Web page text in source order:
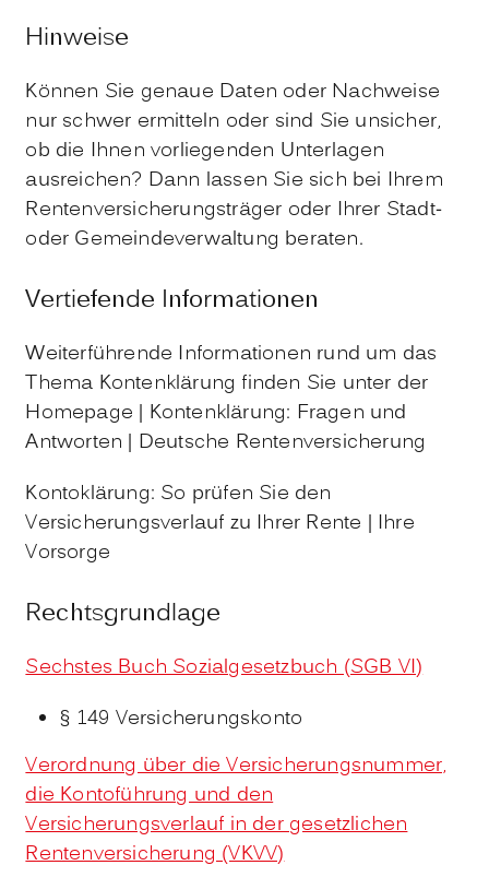
Hinweise
Können Sie genaue Daten oder Nachweise
nur schwer ermitteln oder sind Sie unsicher,
ob die Ihnen vorliegenden Unterlagen
ausreichen? Dann lassen Sie sich bei Ihrem
Rentenversicherungsträger oder Ihrer Stadt-
oder Gemeindeverwaltung beraten.
Vertiefende Informationen
Weiterführende Informationen rund um das
Thema Kontenklärung finden Sie unter der
Homepage | Kontenklärung: Fragen und
Antworten | Deutsche Rentenversicherung
Kontoklärung: So prüfen Sie den
Versicherungsverlauf zu Ihrer Rente | Ihre
Vorsorge
Rechtsgrundlage
Sechstes Buch Sozialgesetzbuch (SGB VI)
§ 149 Versicherungskonto
Verordnung über die Versicherungsnummer,
die Kontoführung und den
Versicherungsverlauf in der gesetzlichen
Rentenversicherung (VKVV)